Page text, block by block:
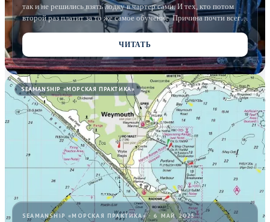
так и не решились взять лодку в чартер сами. И тех, кто потом
второй раз платит за то же самое обучение. Причина почти всегда
в порядке, в котором курсы проходили. Разбираю, как выстроить
путь, чтобы после сертификата вы действительно могли выйти в
море.
ЧИТАТЬ
SEAMANSHIP «МОРСКАЯ ПРАКТИКА»
SEAMANSHIP «МОРСКАЯ ПРАКТИКА» · 6 МАЙ 2025